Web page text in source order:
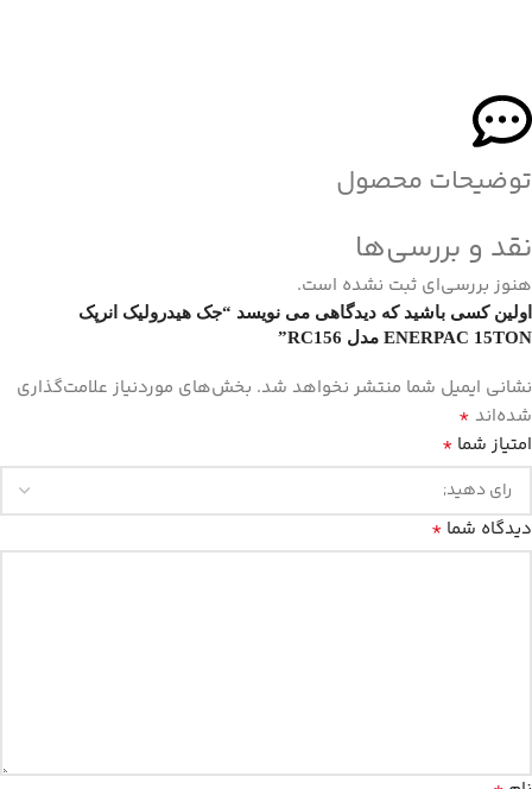
توضیحات محصول
نقد و بررسی‌ها
هنوز بررسی‌ای ثبت نشده است.
اولین کسی باشید که دیدگاهی می نویسد “جک هیدرولیک انرپک
ENERPAC 15TON مدل RC156”
نشانی ایمیل شما منتشر نخواهد شد. بخش‌های موردنیاز علامت‌گذاری
شده‌اند *
امتیاز شما *
دیدگاه شما *